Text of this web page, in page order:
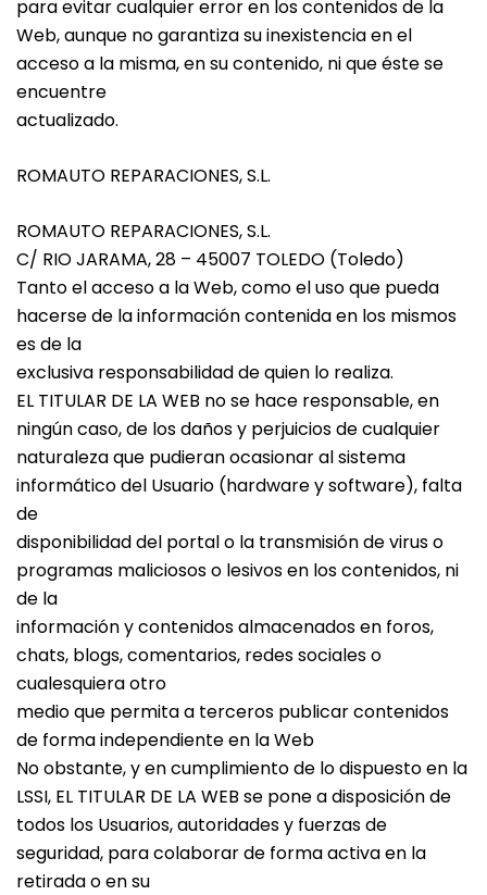
para evitar cualquier error en los contenidos de la
Web, aunque no garantiza su inexistencia en el
acceso a la misma, en su contenido, ni que éste se
encuentre
actualizado.
ROMAUTO REPARACIONES, S.L.
ROMAUTO REPARACIONES, S.L.
C/ RIO JARAMA, 28 – 45007 TOLEDO (Toledo)
Tanto el acceso a la Web, como el uso que pueda
hacerse de la información contenida en los mismos
es de la
exclusiva responsabilidad de quien lo realiza.
EL TITULAR DE LA WEB no se hace responsable, en
ningún caso, de los daños y perjuicios de cualquier
naturaleza que pudieran ocasionar al sistema
informático del Usuario (hardware y software), falta
de
disponibilidad del portal o la transmisión de virus o
programas maliciosos o lesivos en los contenidos, ni
de la
información y contenidos almacenados en foros,
chats, blogs, comentarios, redes sociales o
cualesquiera otro
medio que permita a terceros publicar contenidos
de forma independiente en la Web
No obstante, y en cumplimiento de lo dispuesto en la
LSSI, EL TITULAR DE LA WEB se pone a disposición de
todos los Usuarios, autoridades y fuerzas de
seguridad, para colaborar de forma activa en la
retirada o en su